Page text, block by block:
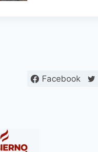
Facebook